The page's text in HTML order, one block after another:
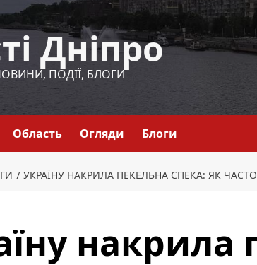
Дніпро
ПОДІЇ, БЛОГИ
Область Огляди Блоги
УКРАЇНУ НАКРИЛА ПЕКЕЛЬНА СПЕКА: ЯК
накрила